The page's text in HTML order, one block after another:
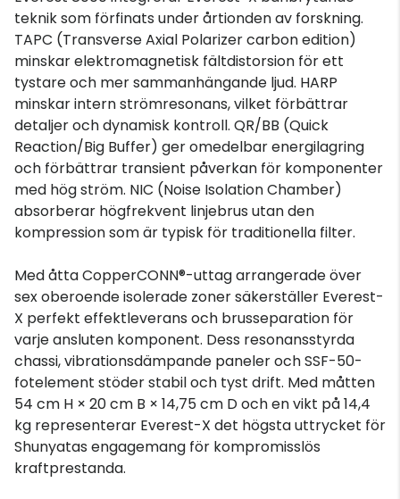
teknik som förfinats under årtionden av forskning.
TAPC (Transverse Axial Polarizer carbon edition)
minskar elektromagnetisk fältdistorsion för ett
tystare och mer sammanhängande ljud. HARP
minskar intern strömresonans, vilket förbättrar
detaljer och dynamisk kontroll. QR/BB (Quick
Reaction/Big Buffer) ger omedelbar energilagring
och förbättrar transient påverkan för komponenter
med hög ström. NIC (Noise Isolation Chamber)
absorberar högfrekvent linjebrus utan den
kompression som är typisk för traditionella filter.
Med åtta CopperCONN®-uttag arrangerade över
sex oberoende isolerade zoner säkerställer Everest-
X perfekt effektleverans och brusseparation för
varje ansluten komponent. Dess resonansstyrda
chassi, vibrationsdämpande paneler och SSF-50-
fotelement stöder stabil och tyst drift. Med måtten
54 cm H × 20 cm B × 14,75 cm D och en vikt på 14,4
kg representerar Everest-X det högsta uttrycket för
Shunyatas engagemang för kompromisslös
kraftprestanda.